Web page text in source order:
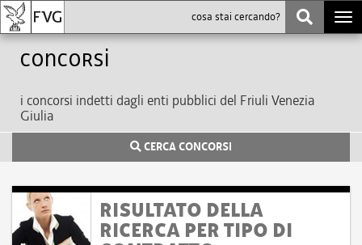
Concorsi
i concorsi indetti dagli enti pubblici del Friuli Venezia
Giulia
CERCA CONCORSI
RISULTATO DELLA
RICERCA PER TIPO DI